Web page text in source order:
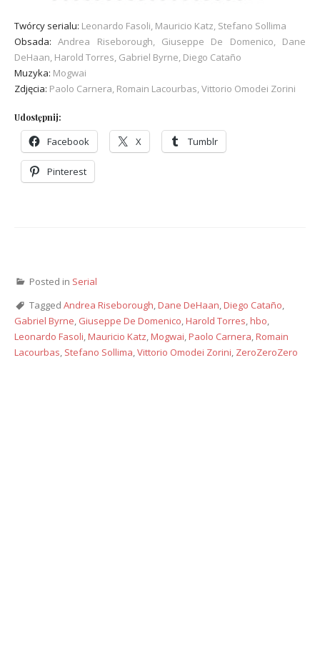
Twórcy serialu: Leonardo Fasoli, Mauricio Katz, Stefano Sollima
Obsada:Andrea Riseborough, Giuseppe De Domenico, Dane
DeHaan, Harold Torres, Gabriel Byrne, Diego Cataño
Muzyka: Mogwai
Zdjęcia: Paolo Carnera, Romain Lacourbas, Vittorio Omodei Zorini
Udostępnij:
Facebook X Tumblr
Pinterest
Posted in Serial
Tagged Andrea Riseborough,Dane DeHaan,Diego Cataño,
Gabriel Byrne, Giuseppe De Domenico,Harold Torres,hbo,
Leonardo Fasoli,Mauricio Katz,Mogwai,Paolo Carnera,Romain
Lacourbas, Stefano Sollima,Vittorio Omodei Zorini, ZeroZeroZero